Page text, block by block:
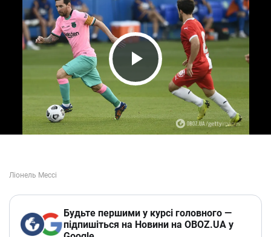
Play Video
Будьте першими у курсі головного —
підпишіться на Новини на OBOZ.UA у